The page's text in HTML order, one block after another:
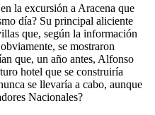
la excursión a Aracena que
día? Su principal aliciente
que, según la información
se mostraron
que, un año antes, Alfonso
hotel que se construiría
se llevaría a cabo, aunque
Nacionales?